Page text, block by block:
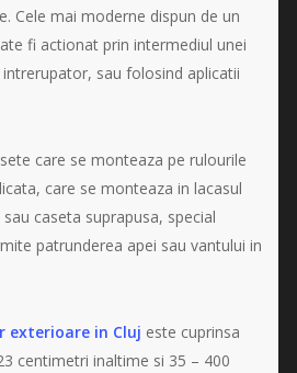
Cele mai moderne dispun de un
fi actionat prin intermediul unei
sau folosind aplicatii
care se monteaza pe rulourile
care se monteaza in lacasul
caseta suprapusa, special
patrunderea apei sau vantului in
exterioare in Cluj este cuprinsa
centimetri inaltime si 35 – 400